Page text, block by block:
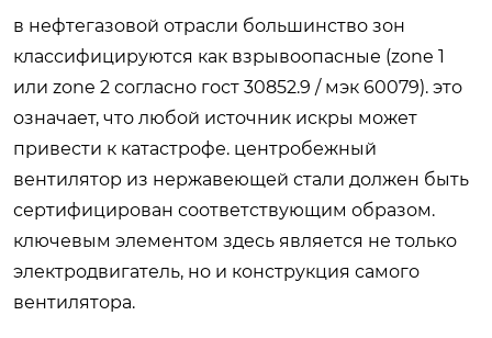
в нефтегазовой отрасли большинство зон
классифицируются как взрывоопасные (zone 1
или zone 2 согласно гост 30852.9 / мэк 60079). это
означает, что любой источник искры может
привести к катастрофе. центробежный
вентилятор из нержавеющей стали должен быть
сертифицирован соответствующим образом.
ключевым элементом здесь является не только
электродвигатель, но и конструкция самого
вентилятора.